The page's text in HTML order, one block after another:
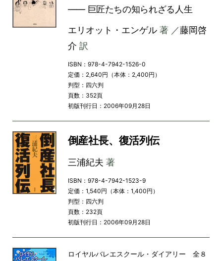
―― 巨匠たちの知られざる人生
エリオット・エンゲル著 ／藤岡啓
介 訳
ISBN：978-4-7942-1526-0
定価：2,640円（本体：2,400円）
判型：四六判
頁数：352頁
初版刊行日：2006年09月28日
倒産社長、復活列伝
三浦紀夫 著
ISBN：978-4-7942-1523-9
定価：1,540円（本体：1,400円）
判型：四六判
頁数：232頁
初版刊行日：2006年09月28日
ロイヤルバレエスクール・ダイアリー 全８